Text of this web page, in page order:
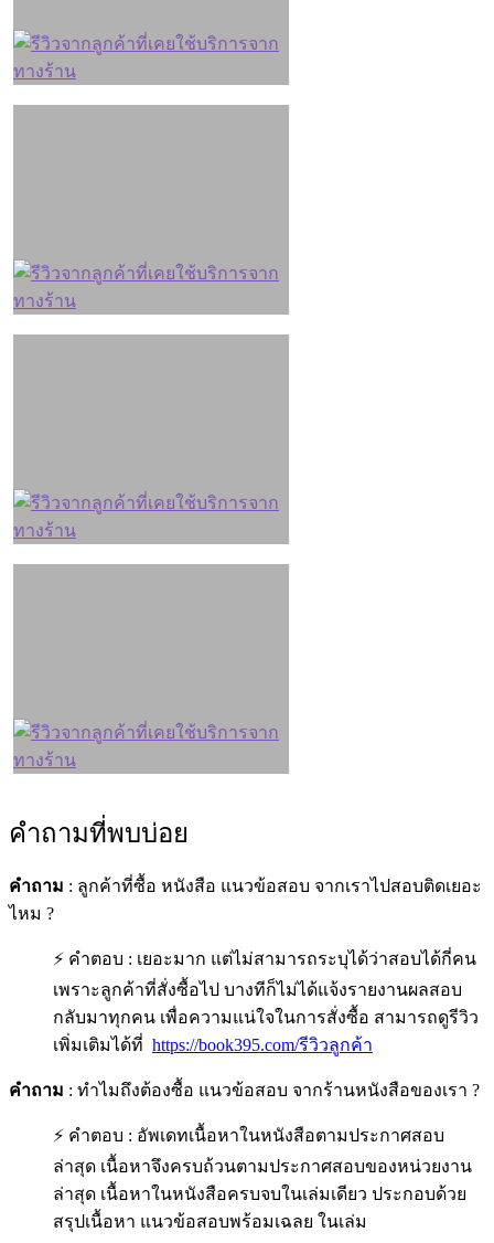
คำถามที่พบบ่อย
คำถาม : ลูกค้าที่ซื้อ หนังสือ แนวข้อสอบ จากเราไปสอบติดเยอะ
ไหม ?
⚡ คำตอบ : เยอะมาก แต่ไม่สามารถระบุได้ว่าสอบได้กี่คน
เพราะลูกค้าที่สั่งซื้อไป บางทีก็ไม่ได้แจ้งรายงานผลสอบ
กลับมาทุกคน เพื่อความแน่ใจในการสั่งซื้อ สามารถดูรีวิว
เพิ่มเติมได้ที่ https://book395.com/รีวิวลูกค้า
คำถาม : ทำไมถึงต้องซื้อ แนวข้อสอบ จากร้านหนังสือของเรา ?
⚡ คำตอบ : อัพเดทเนื้อหาในหนังสือตามประกาศสอบ
ล่าสุด เนื้อหาจึงครบถ้วนตามประกาศสอบของหน่วยงาน
ล่าสุด เนื้อหาในหนังสือครบจบในเล่มเดียว ประกอบด้วย
สรุปเนื้อหา แนวข้อสอบพร้อมเฉลย ในเล่ม